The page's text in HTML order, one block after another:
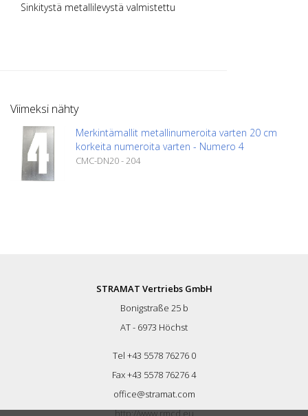
Sinkitystä metallilevystä valmistettu
Viimeksi nähty
Merkintämallit metallinumeroita varten 20 cm
korkeita numeroita varten - Numero 4
CMC-DN20 - 204
STRAMAT Vertriebs GmbH
Bonigstraße 25 b
AT - 6973 Höchst
Tel +43 5578 76276 0
Fax +43 5578 76276 4
office@stramat.com
http://www.rmcd.eu